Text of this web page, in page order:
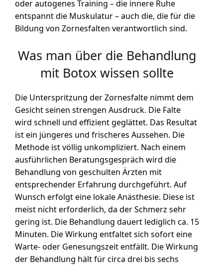
oder autogenes Training – die innere Ruhe
entspannt die Muskulatur – auch die, die für die
Bildung von Zornesfalten verantwortlich sind.
Was man über die Behandlung
mit Botox wissen sollte
Die Unterspritzung der Zornesfalte nimmt dem
Gesicht seinen strengen Ausdruck. Die Falte
wird schnell und effizient geglättet. Das Resultat
ist ein jüngeres und frischeres Aussehen. Die
Methode ist völlig unkompliziert. Nach einem
ausführlichen Beratungsgespräch wird die
Behandlung von geschulten Ärzten mit
entsprechender Erfahrung durchgeführt. Auf
Wunsch erfolgt eine lokale Anästhesie. Diese ist
meist nicht erforderlich, da der Schmerz sehr
gering ist. Die Behandlung dauert lediglich ca. 15
Minuten. Die Wirkung entfaltet sich sofort eine
Warte- oder Genesungszeit entfällt. Die Wirkung
der Behandlung hält für circa drei bis sechs